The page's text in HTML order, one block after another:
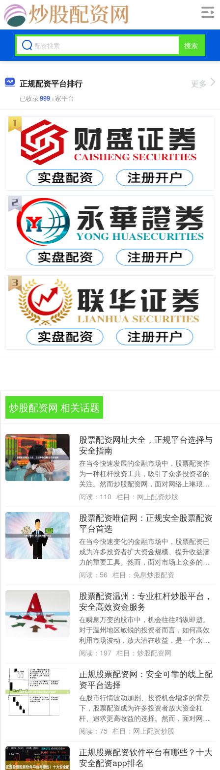
搜索
正规配资平台排行
已收录999+家平台
更多
炒股配资网 相关话题
股票配资网址大全，正规平台选择与
安全指南
在当今快速发展的金融市场中，股票配资作
为一种杠杆投资工具，吸引了众多投资者的
关注。然而炒股配资网，面对网络上琳琅满
目的配资平台，如何选择正规、安全的渠道
阅读： 110 栏目： 网上配资炒股
股票配资唯信网：正规安全股票配资
平台首选
在当今快速变化的金融市场中，股票配资已
成为许多投资者扩大资金规模、提升收益潜
力的重要工具。然而，面对市场上众多的配
资平台，如何选择一个正规、安全、可靠的
阅读： 56 栏目： 免息炒股配资
股票配资温州：专业杠杆炒股平台，
安全高效资金服务
在瞬息万变的股市中，机会往往稍纵即逝。
对于温州地区敏锐的投资者而言，如何高效
利用市场波动，放大潜在收益，是一个永恒
的课题。专业的股票配资服务，作为一种杠
阅读： 197 栏目： 炒股配资网
正规股票配资网：安全可靠的线上配
资平台选择
在股市行情波动加剧、投资机会增多的背景
下，股票配资成为许多投资者放大资金杠
杆、追求更高收益的选择。然而，面对网络
上琳琅满目的配资平台，如何辨别并选择一
阅读： 75 栏目： 网上配资炒股
正规股票配资软件平台有哪些？十大
安全配资app排名